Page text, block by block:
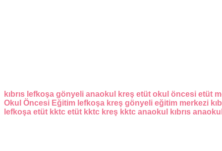
kıbrıs lefkoşa gönyeli anaokul kreş etüt okul öncesi etüt
Okul Öncesi Eğitim lefkoşa kreş gönyeli eğitim merkezi
lefkoşa etüt kktc etüt kktc kreş kktc anaokul kıbrıs